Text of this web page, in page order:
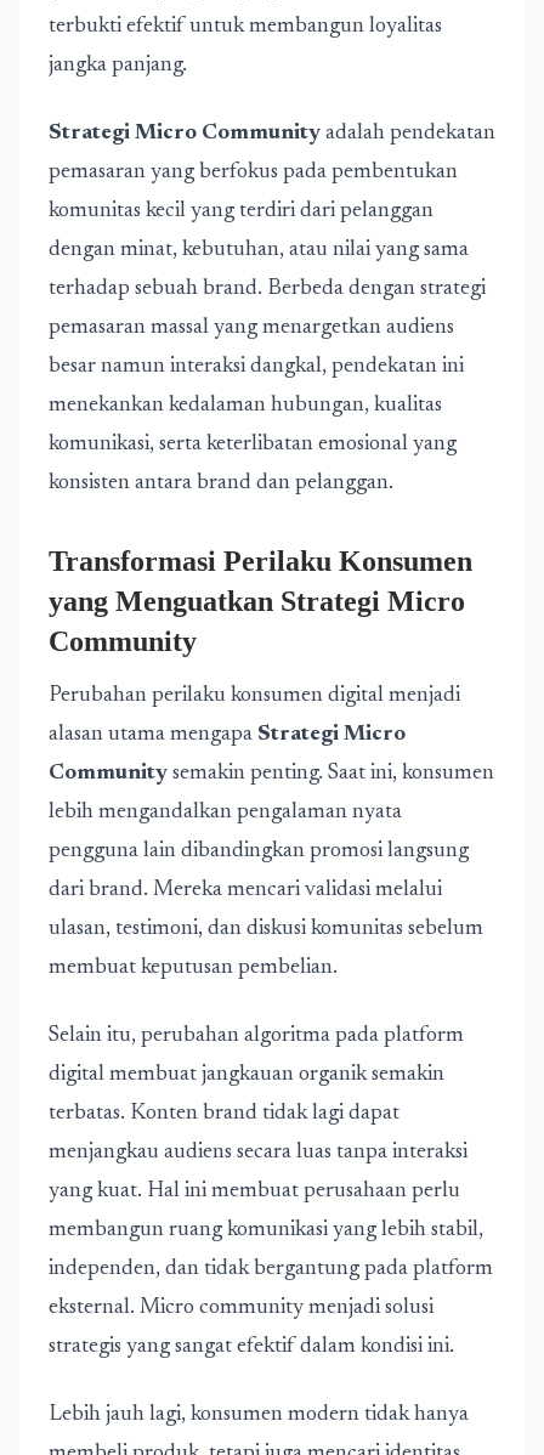
terbukti efektif untuk membangun loyalitas
jangka panjang.
Strategi Micro Community adalah pendekatan
pemasaran yang berfokus pada pembentukan
komunitas kecil yang terdiri dari pelanggan
dengan minat, kebutuhan, atau nilai yang sama
terhadap sebuah brand. Berbeda dengan strategi
pemasaran massal yang menargetkan audiens
besar namun interaksi dangkal, pendekatan ini
menekankan kedalaman hubungan, kualitas
komunikasi, serta keterlibatan emosional yang
konsisten antara brand dan pelanggan.
Transformasi Perilaku Konsumen
yang Menguatkan Strategi Micro
Community
Perubahan perilaku konsumen digital menjadi
alasan utama mengapa Strategi Micro
Community semakin penting. Saat ini, konsumen
lebih mengandalkan pengalaman nyata
pengguna lain dibandingkan promosi langsung
dari brand. Mereka mencari validasi melalui
ulasan, testimoni, dan diskusi komunitas sebelum
membuat keputusan pembelian.
Selain itu, perubahan algoritma pada platform
digital membuat jangkauan organik semakin
terbatas. Konten brand tidak lagi dapat
menjangkau audiens secara luas tanpa interaksi
yang kuat. Hal ini membuat perusahaan perlu
membangun ruang komunikasi yang lebih stabil,
independen, dan tidak bergantung pada platform
eksternal. Micro community menjadi solusi
strategis yang sangat efektif dalam kondisi ini.
Lebih jauh lagi, konsumen modern tidak hanya